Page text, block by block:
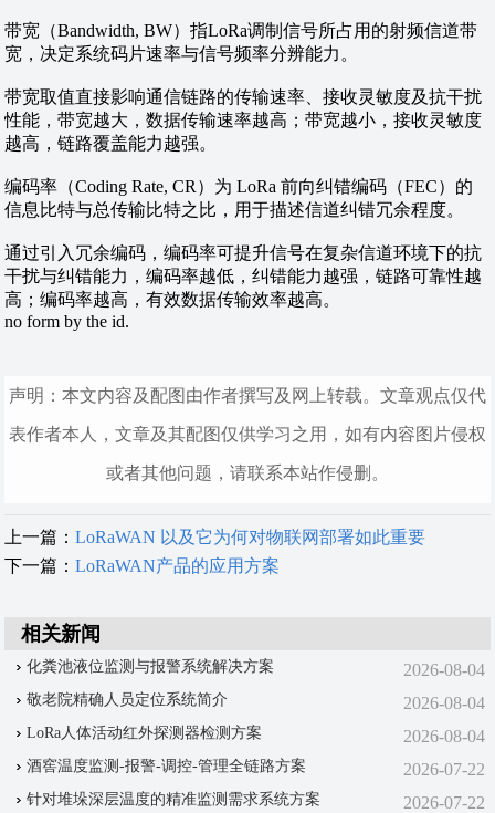
带宽（Bandwidth, BW）指LoRa调制信号所占用的射频信道带
宽，决定系统码片速率与信号频率分辨能力。
带宽取值直接影响通信链路的传输速率、接收灵敏度及抗干扰
性能，带宽越大，数据传输速率越高；带宽越小，接收灵敏度
越高，链路覆盖能力越强。
编码率（Coding Rate, CR）为 LoRa 前向纠错编码（FEC）的
信息比特与总传输比特之比，用于描述信道纠错冗余程度。
通过引入冗余编码，编码率可提升信号在复杂信道环境下的抗
干扰与纠错能力，编码率越低，纠错能力越强，链路可靠性越
高；编码率越高，有效数据传输效率越高。
no form by the id.
声明：本文内容及配图由作者撰写及网上转载。文章观点仅代
表作者本人，文章及其配图仅供学习之用，如有内容图片侵权
或者其他问题，请联系本站作侵删。
上一篇：LoRaWAN 以及它为何对物联网部署如此重要
下一篇：LoRaWAN产品的应用方案
相关新闻
2026-08-04
化粪池液位监测与报警系统解决方案
2026-08-04
敬老院精确人员定位系统简介
2026-08-04
LoRa人体活动红外探测器检测方案
2026-07-22
酒窖温度监测-报警-调控-管理‌全链路方案
2026-07-22
针对堆垛深层温度的精准监测需求系统方案